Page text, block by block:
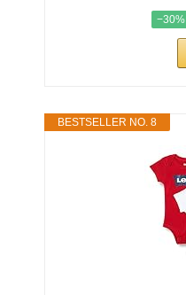
−30%
BESTSELLER NO. 8